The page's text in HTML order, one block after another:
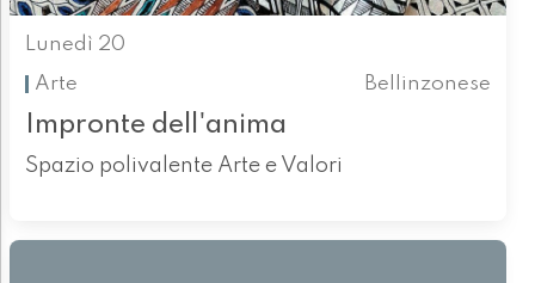
Lunedì 20
Arte
Bellinzonese
Impronte dell'anima
Spazio polivalente Arte e Valori